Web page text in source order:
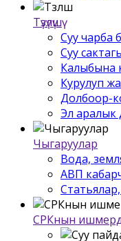
Түзүлүшү
Суу чарба
Суу
Калыбына
Курулуп
Долбоор-
Эл аралык
Чыгаруулар
Вода,
АВП
СРКнын